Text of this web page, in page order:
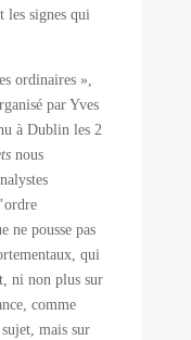
les signes qui
ordinaires »,
par Yves
à Dublin les 2
nous
ne pousse pas
qui
ni non plus sur
comme
mais sur